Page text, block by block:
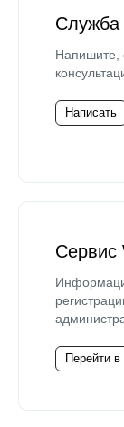
Служба
Напишите,
Написать
Сервис
Перейти в